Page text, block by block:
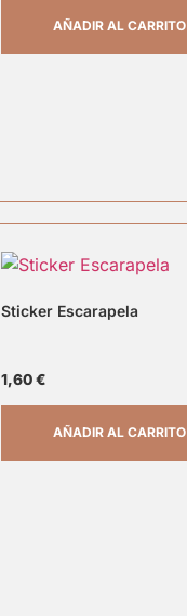
AÑADIR AL CARRITO
Sticker Escarapela
1,60€
AÑADIR AL CARRITO